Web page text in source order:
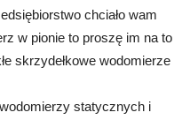
chciało wam
w pionie to proszę im na to
skrzydełkowe wodomierze
statycznych i